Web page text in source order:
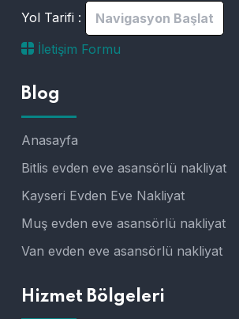
Yol Tarifi :
Navigasyon Başlat
İletişim Formu
Blog
Anasayfa
Bitlis evden eve asansörlü nakliyat
Kayseri Evden Eve Nakliyat
Muş evden eve asansörlü nakliyat
Van evden eve asansörlü nakliyat
Hizmet Bölgeleri